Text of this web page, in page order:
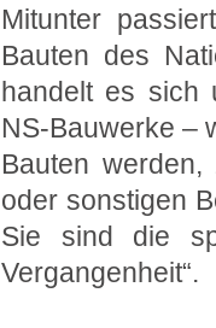
Mitunter
Bauten des
handelt es sich
NS-Bauwerke –
Bauten
oder sonstigen
Sie sind die
Vergangenheit“.